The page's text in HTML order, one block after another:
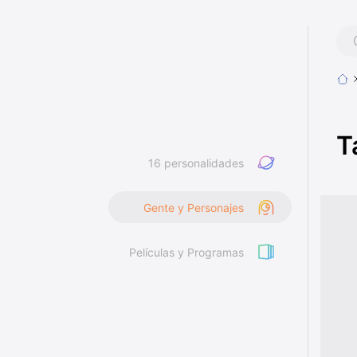
16 personalidades
Gente y Personajes
Películas y Programas